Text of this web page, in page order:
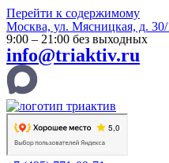
Перейти к содержимому
Москва, ул. Мясницкая, д. 30/
9:00 – 21:00 без выходных
info@triaktiv.ru